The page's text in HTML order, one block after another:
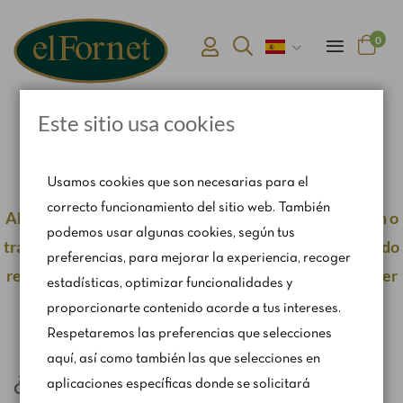
0
Algunos de nuestros productos requieren elaboración o
tratamiento especial por lo que es posible que su pedido
requiera, mínimo, 48 horas de antelación para poder ser
entregado.
¿QUÉ SON LAS COOKIES?
Este sitio usa cookies
Usamos cookies que son necesarias para el
correcto funcionamiento del sitio web. También
podemos usar algunas cookies, según tus
preferencias, para mejorar la experiencia, recoger
estadísticas, optimizar funcionalidades y
proporcionarte contenido acorde a tus intereses.
Respetaremos las preferencias que selecciones
aquí, así como también las que selecciones en
aplicaciones específicas donde se solicitará